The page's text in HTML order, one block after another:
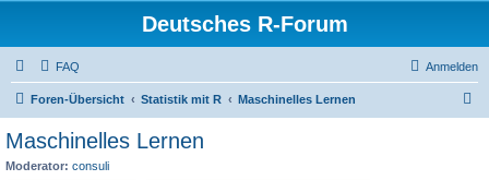
Deutsches R-Forum
FAQ Anmelden
Foren-Übersicht Statistik mit R Maschinelles Lernen
Maschinelles Lernen
Moderator: consuli